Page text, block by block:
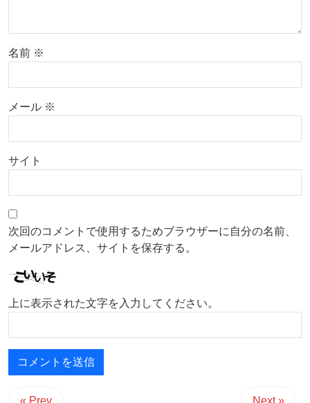
名前 ※
メール ※
サイト
次回のコメントで使用するためブラウザーに自分の名前、
メールアドレス、サイトを保存する。
上に表示された文字を入力してください。